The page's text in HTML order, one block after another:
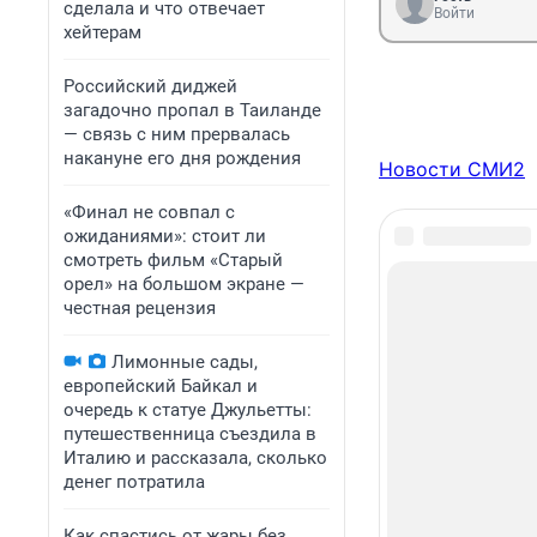
сделала и что отвечает
хейтерам
Российский диджей
загадочно пропал в Таиланде
— связь с ним прервалась
накануне его дня рождения
«Финал не совпал с
ожиданиями»: стоит ли
смотреть фильм «Старый
орел» на большом экране —
честная рецензия
Лимонные сады,
европейский Байкал и
очередь к статуе Джульетты:
путешественница съездила в
Италию и рассказала, сколько
денег потратила
Войти
Новости СМИ2